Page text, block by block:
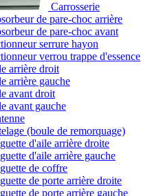
Carrosserie
de pare-choc arrière
de pare-choc avant
serrure hayon
verrou trappe d'essence
arrière droit
arrière gauche
avant droit
avant gauche
(boule de remorquage)
d'aile arrière droite
d'aile arrière gauche
de coffre
de porte arrière droite
de porte arrière gauche